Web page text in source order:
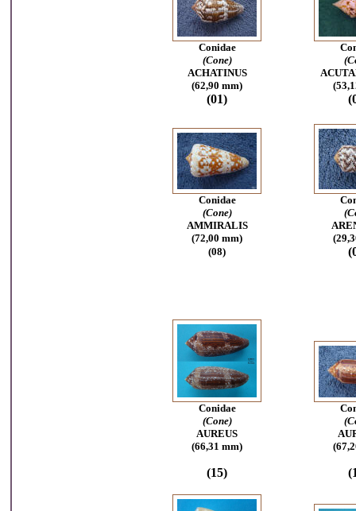
Conidae
(Cone)
ACHATINUS
(62,90 mm)
(01)
Conidae
(Cone)
AMMIRALIS
(72,00 mm)
(08)
Conidae
(Cone)
AUREUS
(66,31 mm)
(15)